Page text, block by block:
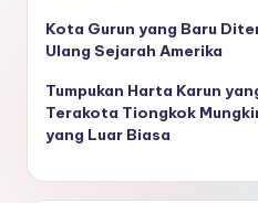
Kota Gurun yang Baru
Ulang Sejarah Amerika
Tumpukan Harta Karun
Terakota Tiongkok
yang Luar Biasa